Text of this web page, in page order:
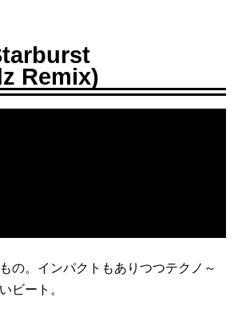
Remix)
の。インパクトもありつつテクノ～
ビート。